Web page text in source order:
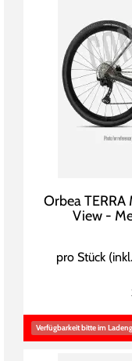
Orbea
View -
pro Stück
Verfügbarkeit bitte im